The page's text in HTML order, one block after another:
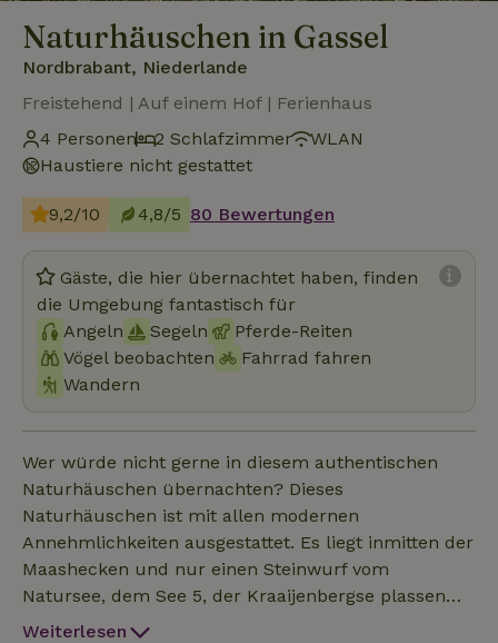
Naturhäuschen in Gassel
Nordbrabant, Niederlande
Freistehend | Auf einem Hof | Ferienhaus
4 Personen
2 Schlafzimmer
WLAN
Haustiere nicht gestattet
9,2/10 4,8/5 80 Bewertungen
Gäste, die hier übernachtet haben, finden
die Umgebung fantastisch für
Angeln
Segeln
Pferde-Reiten
Vögel beobachten
Fahrrad fahren
Wandern
Wer würde nicht gerne in diesem authentischen
Naturhäuschen übernachten? Dieses
Naturhäuschen ist mit allen modernen
Annehmlichkeiten ausgestattet. Es liegt inmitten der
Maashecken und nur einen Steinwurf vom
Natursee, dem See 5, der Kraaijenbergse plassen
entfernt. Vom großen Wohnzimmer aus hast du
Weiterlesen